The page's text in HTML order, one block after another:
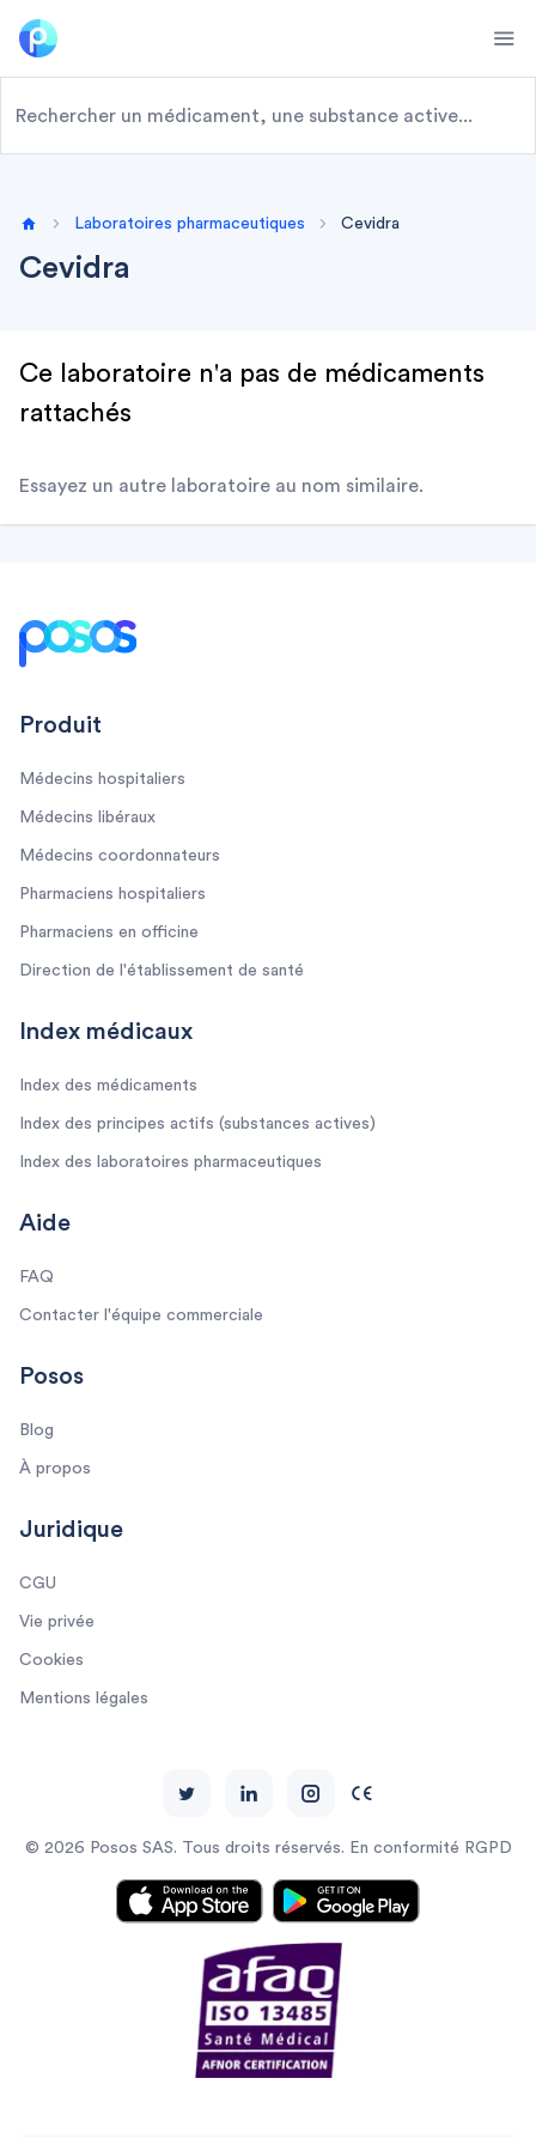
Home
Laboratoires pharmaceutiques Cevidra
Cevidra
Ce laboratoire n'a pas de médicaments
rattachés
Essayez un autre laboratoire au nom similaire.
© 2026 Posos SAS. Tous droits réservés. En conformité RGPD
Produit
Médecins hospitaliers
Médecins libéraux
Médecins coordonnateurs
Pharmaciens hospitaliers
Pharmaciens en officine
Direction de l'établissement de santé
Index médicaux
Index des médicaments
Index des principes actifs (substances actives)
Index des laboratoires pharmaceutiques
Aide
FAQ
Contacter l'équipe commerciale
Posos
Blog
À propos
Juridique
CGU
Vie privée
Cookies
Mentions légales